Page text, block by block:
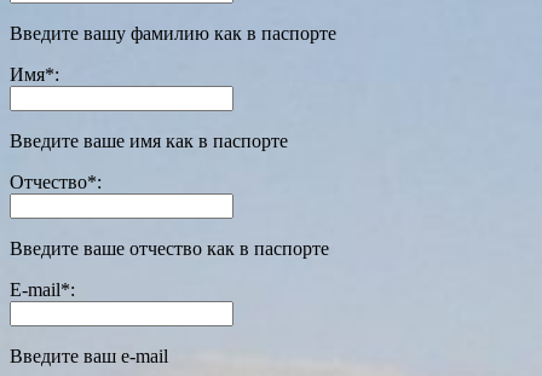
Введите вашу фамилию как в паспорте
Имя*:
Введите ваше имя как в паспорте
Отчество*:
Введите ваше отчество как в паспорте
E-mail*:
Введите ваш e-mail